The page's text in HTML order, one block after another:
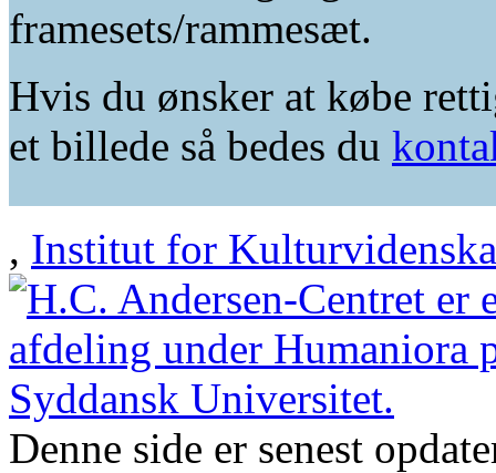
framesets/rammesæt.
Hvis du ønsker at købe
et billede så bedes du
, Institut for
Denne side er senest